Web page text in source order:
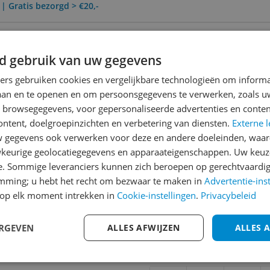
Gratis bezorgd > €20,-
Bedenktijd
van covers
Reviews
Er zijn nog geen
Heb jij dit product in bezit
met het schrijven van je
een review gemiddeld
andere bezoekers een
Cijfer
gebruik van uw gegevens
gebruiken cookies en vergelijkbare technologieën om
en te openen en om persoonsgegevens te verwerken, zoals
voor gepersonaliseerde advertenties en
doelgroepinzichten en verbetering van diensten. Externe
gegevens ook verwerken voor deze en andere doeleinden,
geolocatiegegevens en apparaateigenschappen. Uw
Sommige leveranciers kunnen zich beroepen op
u hebt het recht om bezwaar te maken in Advertentie-
elk moment intrekken in Cookie-instellingen. Privacybeleid
ALLES
ALLES AFWIJZEN